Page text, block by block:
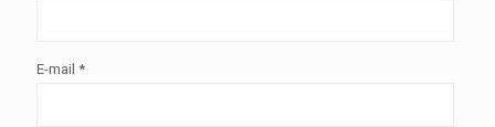
E-mail *